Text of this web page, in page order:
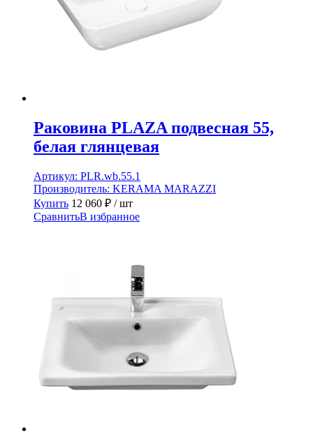
Раковина PLAZA подвесная 55,
белая глянцевая
Артикул: PLR.wb.55.1
Производитель: KERAMA MARAZZI
Купить 12 060 ₽ / шт
СравнитьВ избранное